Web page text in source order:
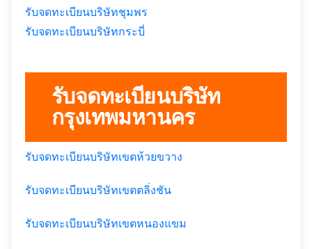
รับจดทะเบียนบริษัทชุมพร
รับจดทะเบียนบริษัทกระบี่
รับจดทะเบียนบริษัท
กรุงเทพมหานคร
รับจดทะเบียนบริษัทเขตห้วยขวาง
รับจดทะเบียนบริษัทเขตตลิ่งชัน
รับจดทะเบียนบริษัทเขตหนองแขม